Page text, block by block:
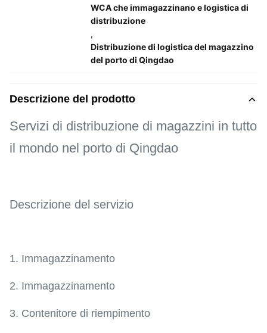
WCA che immagazzinano e logistica di
distribuzione
,
Distribuzione di logistica del magazzino
del porto di Qingdao
Descrizione del prodotto
Servizi di distribuzione di magazzini in tutto
il mondo nel porto di Qingdao
Descrizione del servizio
1. Immagazzinamento
2. Immagazzinamento
3. Contenitore di riempimento